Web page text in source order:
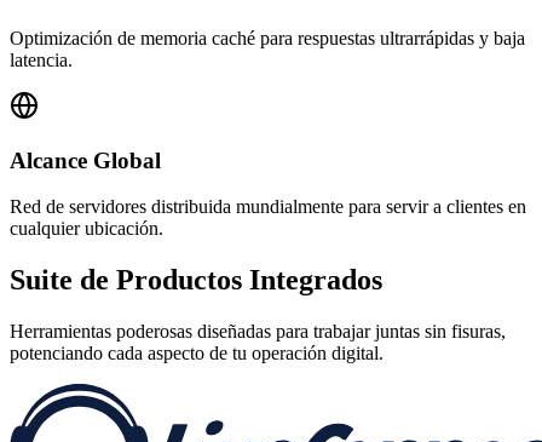
Optimización de memoria caché para respuestas ultrarrápidas y baja
latencia.
Alcance Global
Red de servidores distribuida mundialmente para servir a clientes en
cualquier ubicación.
Suite de Productos Integrados
Herramientas poderosas diseñadas para trabajar juntas sin fisuras,
potenciando cada aspecto de tu operación digital.